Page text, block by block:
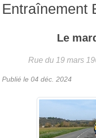
Entraînement
Le
Rue du 19 mars
Publié le 04 déc. 2024